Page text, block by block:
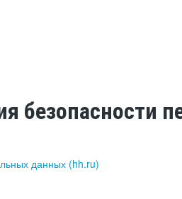
безопасности
данных (hh.ru)